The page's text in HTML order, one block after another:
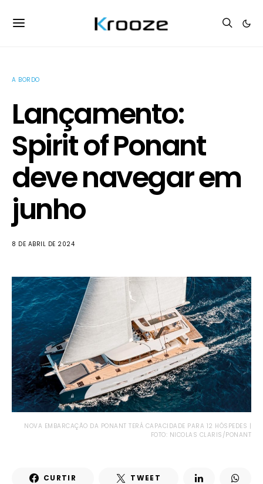
A BORDO
Lançamento:
Spirit of Ponant
deve navegar em
junho
8 DE ABRIL DE 2024
NOVA EMBARCAÇÃO DA PONANT TERÁ CAPACIDADE PARA 12 HÓSPEDES |
FOTO: NICOLAS CLARIS/PONANT
CURTIR TWEET